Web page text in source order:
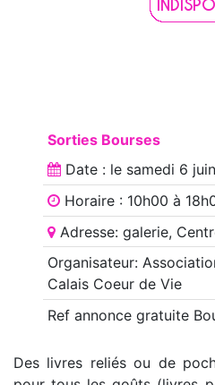
Sorties Bourses
Date : le samedi 6
Horaire : 10h00 à
Adresse: galerie,
Organisateur:
Calais Coeur de Vie
Ref annoncegratuite
Des livres reliés ou de